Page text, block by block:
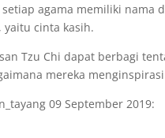
agama memiliki nama
yaitu cinta kasih.
Tzu Chi dapat berbagi
mereka
09 September 2019: